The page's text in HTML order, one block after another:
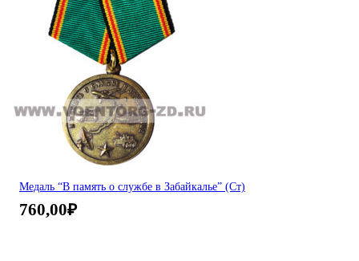
Медаль “В память о службе в Забайкалье” (Ст)
760,00₽